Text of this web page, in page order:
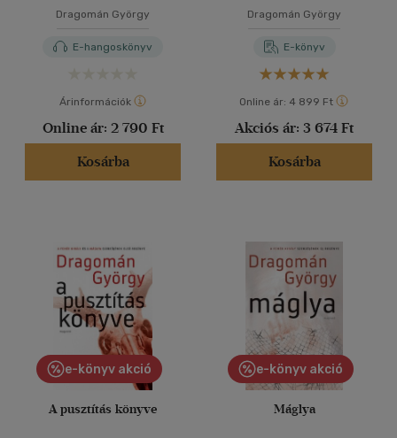
Dragomán György
E-hangoskönyv
Árinformációk
Online ár: 2 790 Ft
Kosárba
Dragomán György
E-könyv
Online ár: 4 899 Ft
Akciós ár: 3 674 Ft
Kosárba
e-könyv akció
A pusztítás könyve
e-könyv akció
Máglya